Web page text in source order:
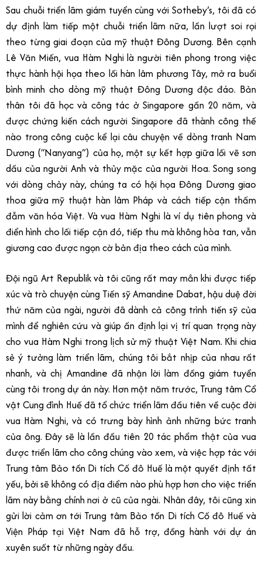
Sau chuỗi triển lãm giám tuyển cùng với Sotheby’s, tôi đã có
dự định làm tiếp một chuỗi triển lãm nữa, lần lượt soi rọi
theo từng giai đoạn của mỹ thuật Đông Dương. Bên cạnh
Lê Văn Miến, vua Hàm Nghi là người tiên phong trong việc
thực hành hội họa theo lối hàn lâm phương Tây, mở ra buổi
bình minh cho dòng mỹ thuật Đông Dương độc đáo. Bản
thân tôi đã học và công tác ở Singapore gần 20 năm, và
được chứng kiến cách người Singapore đã thành công thế
nào trong công cuộc kể lại câu chuyện về dòng tranh Nam
Dương (“Nanyang”) của họ, một sự kết hợp giữa lối vẽ sơn
dầu của người Anh và thủy mặc của người Hoa. Song song
với dòng chảy này, chúng ta có hội họa Đông Dương giao
thoa giữa mỹ thuật hàn lâm Pháp và cách tiếp cận thấm
đẫm văn hóa Việt. Và vua Hàm Nghi là ví dụ tiên phong và
điển hình cho lối tiếp cận đó, tiếp thu mà không hòa tan, vẫn
giương cao được ngọn cờ bản địa theo cách của mình.
Đội ngũ Art Republik và tôi cũng rất may mắn khi được tiếp
xúc và trò chuyện cùng Tiến sỹ Amandine Dabat, hậu duệ đời
thứ năm của ngài, người đã dành cả công trình tiến sỹ của
mình để nghiên cứu và giúp ấn định lại vị trí quan trọng này
cho vua Hàm Nghi trong lịch sử mỹ thuật Việt Nam. Khi chia
sẻ ý tưởng làm triển lãm, chúng tôi bắt nhịp của nhau rất
nhanh, và chị Amandine đã nhận lời làm đồng giám tuyển
cùng tôi trong dự án này. Hơn một năm trước, Trung tâm Cổ
vật Cung đình Huế đã tổ chức triển lãm đầu tiên về cuộc đời
vua Hàm Nghi, và có trưng bày hình ảnh những bức tranh
của ông. Đây sẽ là lần đầu tiên 20 tác phẩm thật của vua
được triển lãm cho công chúng vào xem, và việc hợp tác với
Trung tâm Bảo tồn Di tích Cố đô Huế là một quyết định tất
yếu, bởi sẽ không có địa điểm nào phù hợp hơn cho việc triển
lãm này bằng chính nơi ở cũ của ngài. Nhân đây, tôi cũng xin
gửi lời cảm ơn tới Trung tâm Bảo tồn Di tích Cố đô Huế và
Viện Pháp tại Việt Nam đã hỗ trợ, đồng hành với dự án
xuyên suốt từ những ngày đầu.